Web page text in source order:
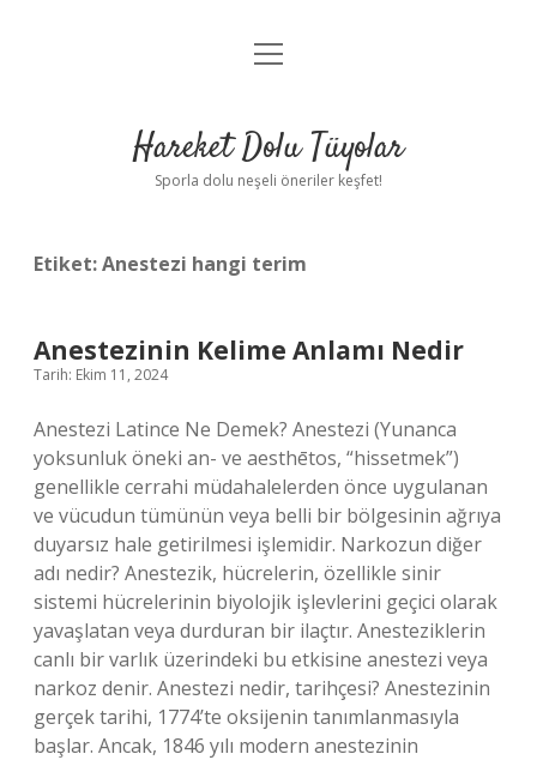
Anasayfa
Yasal Uyarı
menüyü
Hareket Dolu Tüyolar
Sporla dolu neşeli öneriler keşfet!
Etiket:Anestezi hangi terim
Anestezinin Kelime Anlamı Nedir
Tarih: Ekim 11, 2024
Anestezi Latince Ne Demek? Anestezi (Yunanca
yoksunluk öneki an- ve aesthētos, “hissetmek”)
genellikle cerrahi müdahalelerden önce uygulanan
ve vücudun tümünün veya belli bir bölgesinin ağrıya
duyarsız hale getirilmesi işlemidir. Narkozun diğer
adı nedir? Anestezik, hücrelerin, özellikle sinir
sistemi hücrelerinin biyolojik işlevlerini geçici olarak
yavaşlatan veya durduran bir ilaçtır. Anesteziklerin
canlı bir varlık üzerindeki bu etkisine anestezi veya
narkoz denir. Anestezi nedir, tarihçesi? Anestezinin
gerçek tarihi, 1774’te oksijenin tanımlanmasıyla
başlar. Ancak, 1846 yılı modern anestezinin